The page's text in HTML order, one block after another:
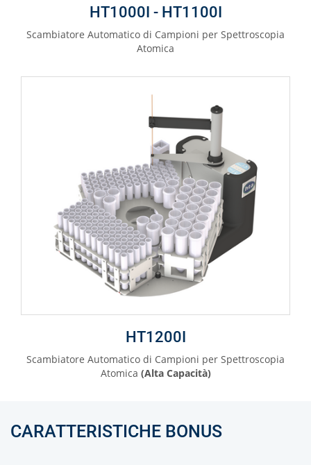
HT1000I - HT1100I
Scambiatore Automatico di Campioni per Spettroscopia
Atomica
HT1200I
Scambiatore Automatico di Campioni per Spettroscopia
Atomica (Alta Capacità)
CARATTERISTICHE BONUS